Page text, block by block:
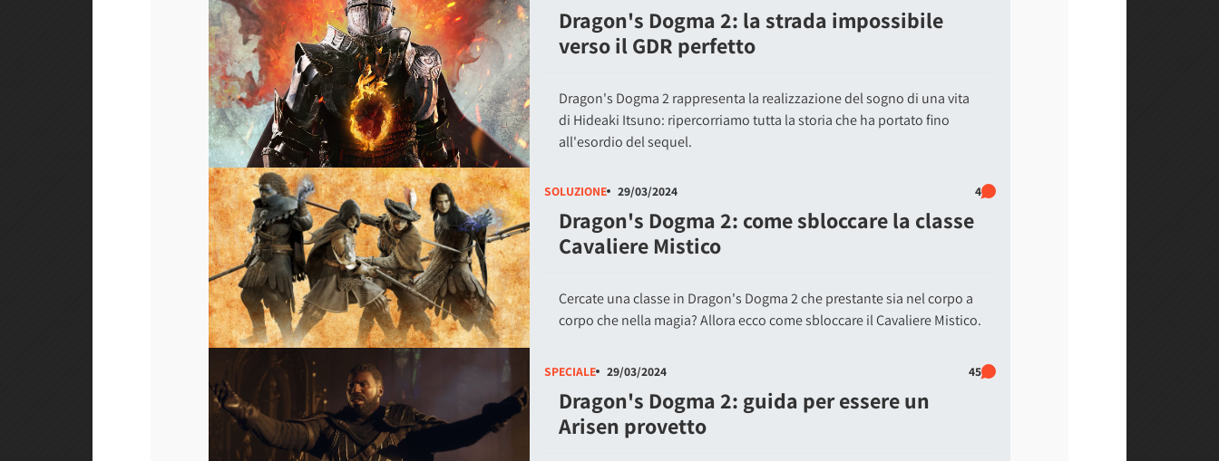
Dragon's Dogma 2: la strada impossibile
verso il GDR perfetto
Dragon's Dogma 2 rappresenta la realizzazione del sogno di una vita
di Hideaki Itsuno: ripercorriamo tutta la storia che ha portato fino
all'esordio del sequel.
SOLUZIONE 29/03/2024 4
Dragon's Dogma 2: come sbloccare la classe
Cavaliere Mistico
Cercate una classe in Dragon's Dogma 2 che prestante sia nel corpo a
corpo che nella magia? Allora ecco come sbloccare il Cavaliere Mistico.
SPECIALE 29/03/2024 45
Dragon's Dogma 2: guida per essere un
Arisen provetto